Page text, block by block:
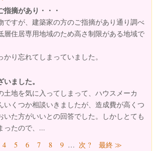
指摘があり・・・
ですが、建築家の方のご指摘があり通り調べ
層住居専用地域のため高さ制限がある地域で
かり忘れてしまっていました。
ました。
土地を気に入ってしまって、ハウスメーカ
いくつか相談いきましたが、造成費が高くつ
いた方がいいとの回答でした。しかしとても
ったので、...
4 5 6 7 8 9 … 次 ? 最終 ≫